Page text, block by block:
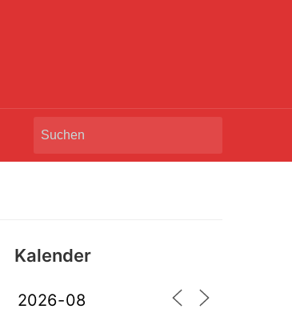
Search
Kalender